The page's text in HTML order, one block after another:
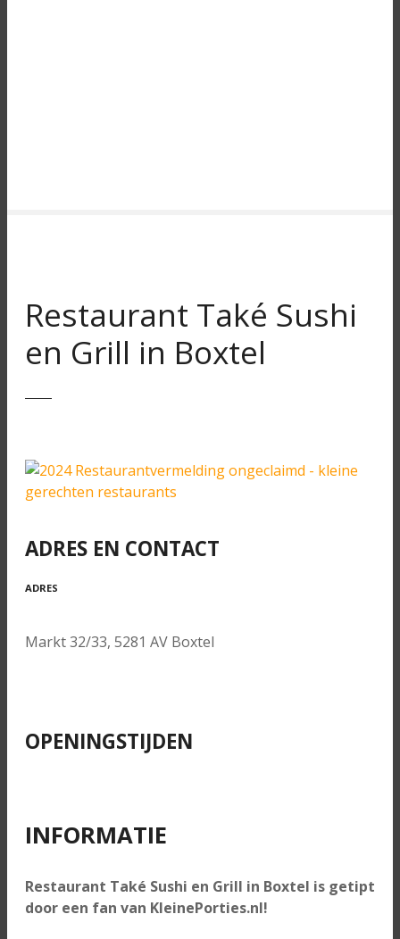
Restaurant Také Sushi
en Grill in Boxtel
ADRES EN CONTACT
ADRES
Markt 32/33, 5281 AV Boxtel
OPENINGSTIJDEN
INFORMATIE
Restaurant Také Sushi en Grill in Boxtel is getipt
door een fan van KleinePorties.nl!